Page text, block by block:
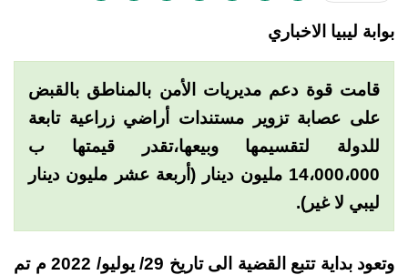
بوابة ليبيا الاخباري
قامت قوة دعم مديريات الأمن بالمناطق بالقبض
على عصابة تزوير مستندات أراضي زراعية تابعة
للدولة لتقسيمها وبيعها،تقدر قيمتها ب
14،000،000 مليون دينار (أربعة عشر مليون دينار
ليبي لا غير).
وتعود بداية تتبع القضية الى تاريخ 29/ يوليو/ 2022 م تم